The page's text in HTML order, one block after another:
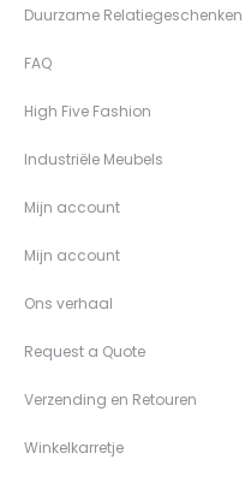
Duurzame Relatiegeschenken
FAQ
High Five Fashion
Industriële Meubels
Mijn account
Mijn account
Ons verhaal
Request a Quote
Verzending en Retouren
Winkelkarretje